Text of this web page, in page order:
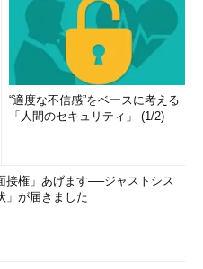
“適度な不信感”をベースに考える
「人間のセキュリティ」 (1/2)
接権」あげます──ジャストシス
」が届きました